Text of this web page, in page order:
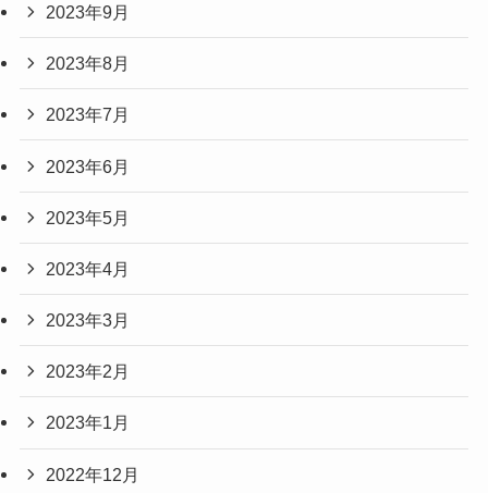
2023年9月
2023年8月
2023年7月
2023年6月
2023年5月
2023年4月
2023年3月
2023年2月
2023年1月
2022年12月